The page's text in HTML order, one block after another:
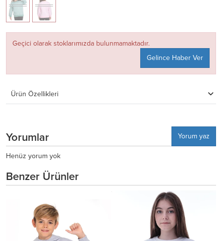
Geçici olarak stoklarımızda bulunmamaktadır.
Gelince Haber Ver
Ürün Özellikleri
Yorumlar
Yorum yaz
Henüz yorum yok
Benzer Ürünler